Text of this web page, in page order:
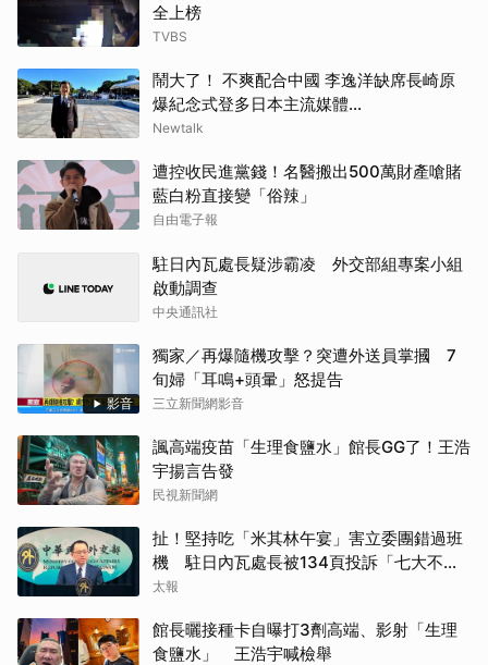
全上榜
TVBS
鬧大了！ 不爽配合中國 李逸洋缺席長崎原
爆紀念式登多日本主流媒體...
Newtalk
遭控收民進黨錢！名醫搬出500萬財產嗆賭
藍白粉直接變「俗辣」
自由電子報
駐日內瓦處長疑涉霸凌 外交部組專案小組
啟動調查
中央通訊社
影音
獨家／再爆隨機攻擊？突遭外送員掌摑 7
旬婦「耳鳴+頭暈」怒提告
三立新聞網影音
諷高端疫苗「生理食鹽水」館長GG了！王浩
宇揚言告發
民視新聞網
扯！堅持吃「米其林午宴」害立委團錯過班
機 駐日內瓦處長被134頁投訴「七大不
當」
太報
館長曬接種卡自曝打3劑高端、影射「生理
食鹽水」 王浩宇喊檢舉